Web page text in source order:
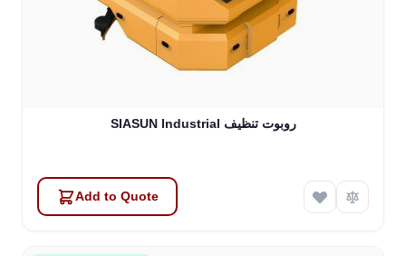
SIASUN Industrial روبوت تنظيف
Add to Quote